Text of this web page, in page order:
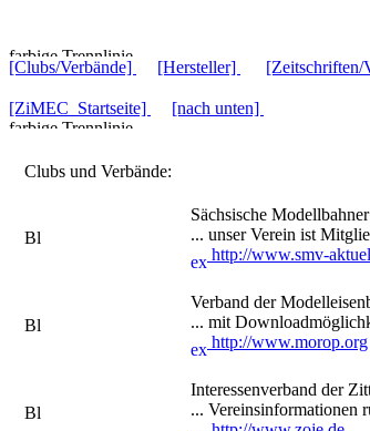
[Clubs/Verbände] [Hersteller] [Zeitschriften/
[ZiMEC_Startseite] [nach unten]
Clubs und Verbände:
Sächsische
... unser Verein ist
http://www.smv-
Verband der
... mit
http://www.morop.org
Interessenverband der
... Vereinsinformationen